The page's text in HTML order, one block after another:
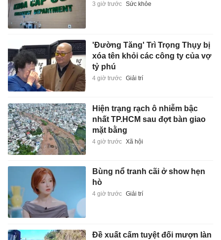
3 giờ trước Sức khỏe
'Đường Tăng' Trì Trọng Thụy bị
xóa tên khỏi các công ty của vợ
tỷ phú
4 giờ trước Giải trí
Hiện trạng rạch ô nhiễm bậc
nhất TP.HCM sau đợt bàn giao
mặt bằng
4 giờ trước Xã hội
Bùng nổ tranh cãi ở show hẹn
hò
4 giờ trước Giải trí
Đề xuất cấm tuyệt đối mượn làn